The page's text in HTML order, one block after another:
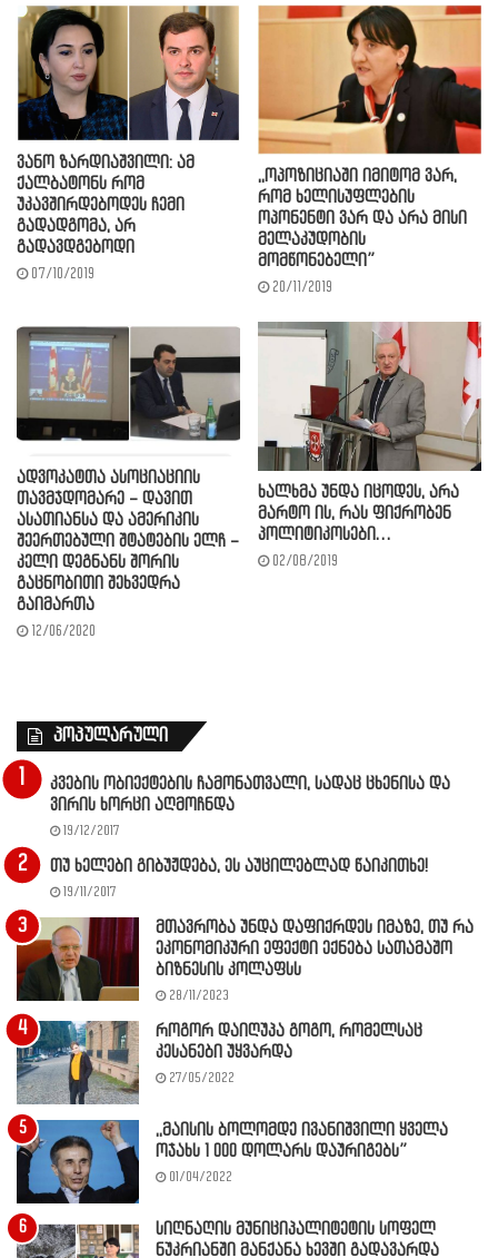
ვანო ზარდიაშვილი: ამ
ქალბატონს რომ
უკავშირდებოდეს ჩემი
გადადგომა, არ
გადავდგებოდი
07/10/2019
,,ოპოზიციაში იმიტომ ვარ,
რომ ხელისუფლების
ოპონენტი ვარ და არა მისი
მელაკუდობის
მომწონებელი”
20/11/2019
ადვოკატთა ასოციაციის
თავმჯდომარე – დავით
ასათიანსა და ამერიკის
შეერთებული შტატების ელჩ –
კელი დეგნანს შორის
გაცნობითი შეხვედრა
გაიმართა
12/06/2020
ხალხმა უნდა იცოდეს, არა
მარტო ის, რას ფიქრობენ
პოლიტიკოსები…
02/08/2019
პოპულარული
კვების ობიექტების ჩამონათვალი, სადაც ცხენისა და
ვირის ხორცი აღმოჩნდა
19/12/2017
თუ ხელები გიბუჟდება, ეს აუცილებლად წაიკითხე!
19/11/2017
მთავრობა უნდა დაფიქრდეს იმაზე, თუ რა
ეკონომიკური ეფექტი ექნება სათამაშო
ბიზნესის კოლაფსს
28/11/2023
როგორ დაიღუპა გოგო, რომელსაც
კესანები უყვარდა
27/05/2022
,,მაისის ბოლომდე ივანიშვილი ყველა
ოჯახს 1 000 დოლარს დაურიგებს”
01/04/2022
სიღნაღის მუნიციპალიტეტის სოფელ
ნუკრიანში მანქანა ხევში გადავარდა